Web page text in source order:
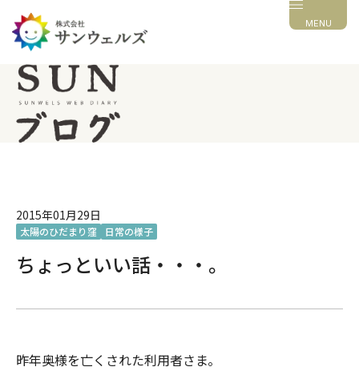
MENU
2015年01月29日
太陽のひだまり窪 日常の様子
ちょっといい話・・・。
昨年奥様を亡くされた利用者さま。